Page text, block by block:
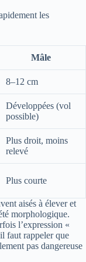
les
Mâle
8–12 cm
Développées (vol
possible)
Plus droit, moins
relevé
Plus courte
aisés à élever et
morphologique.
l’expression «
faut rappeler que
pas dangereuse